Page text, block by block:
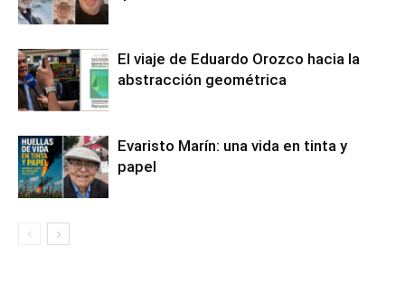
El viaje de Eduardo Orozco hacia la
abstracción geométrica
Evaristo Marín: una vida en tinta y
papel